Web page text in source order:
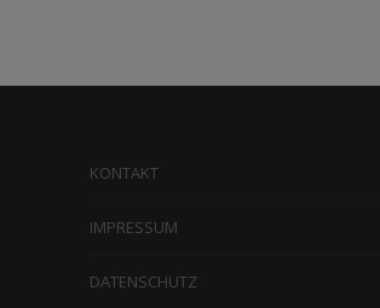
KONTAKT
IMPRESSUM
DATENSCHUTZ